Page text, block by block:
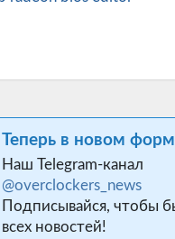
Теперь в новом
Наш Telegram-канал
@overclockers_news
Подписывайся, чтобы
всех новостей!